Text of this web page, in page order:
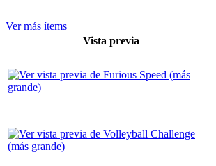
Ver más ítems
Vista previa